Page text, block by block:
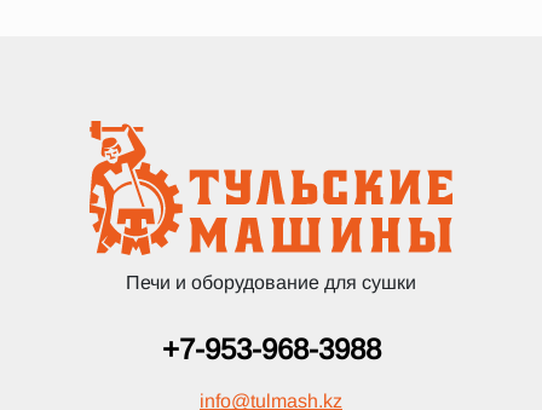
Печи и оборудование для сушки
+7-953-968-3988
info@tulmash.kz